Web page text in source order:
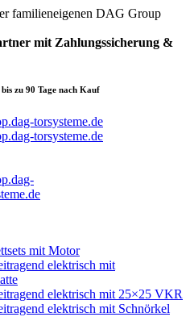
familieneigenen DAG Group
mit Zahlungssicherung &
zu 90 Tage nach Kauf
mit Motor
elektrisch mit
elektrisch mit 25×25 VKR
elektrisch mit Schnörkel